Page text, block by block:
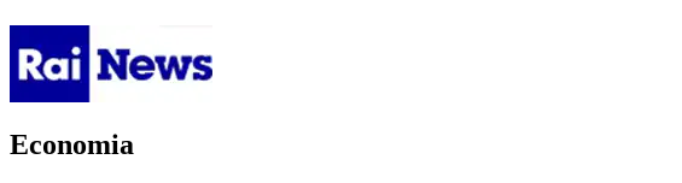
Economia